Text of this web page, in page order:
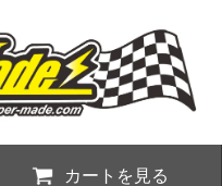
カートを見る